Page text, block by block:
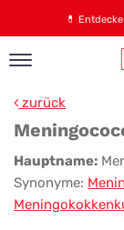
💊
zurück
Nos.
Hauptname:
Synonyme: